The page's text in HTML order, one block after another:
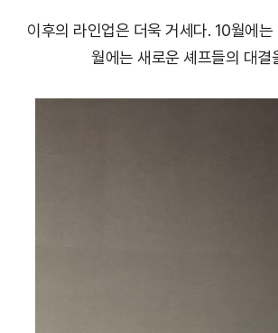
이후의 라인업은 더욱 거세다. 10월에
월에는 새로운 셰프들의 대